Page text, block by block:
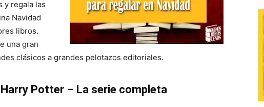
y regala las
Navidad
libros.
una gran
clásicos a grandes pelotazos editoriales.
Potter – La serie completa